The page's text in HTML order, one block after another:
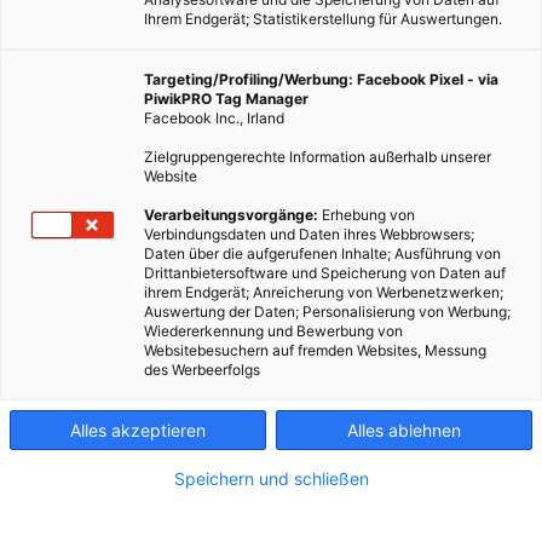
LEBEN
Was hat das Freihandelsabkommen mit Star Wars zu
tun?
18. FEBRUAR 2014 VONMARTINA LIEL
fliegt durch die Weiten des Weltalls, ich surfe durch die Weiten
des Internets – und bleibe bei Meldungen über das…
Ihrem Endgerät; Statistikerstellung für Auswertungen.
Targeting/Profiling/Werbung: Facebook Pixel - via
PiwikPRO Tag Manager
Facebook Inc., Irland
Zielgruppengerechte Information außerhalb unserer
Website
Verarbeitungsvorgänge: Erhebung von
Verbindungsdaten und Daten ihres Webbrowsers;
Daten über die aufgerufenen Inhalte; Ausführung von
Drittanbietersoftware und Speicherung von Daten auf
ihrem Endgerät; Anreicherung von Werbenetzwerken;
Auswertung der Daten; Personalisierung von Werbung;
Wiedererkennung und Bewerbung von
Websitebesuchern auf fremden Websites, Messung
des Werbeerfolgs
Alles akzeptieren Alles ablehnen
Speichern und schließen